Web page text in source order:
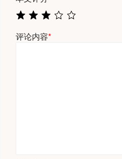
评论内容*